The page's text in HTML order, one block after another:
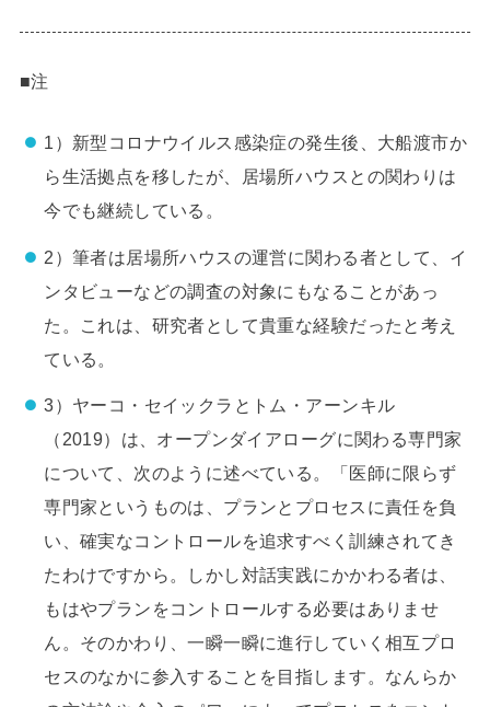
■注
1）新型コロナウイルス感染症の発生後、大船渡市か
ら生活拠点を移したが、居場所ハウスとの関わりは
今でも継続している。
2）筆者は居場所ハウスの運営に関わる者として、イ
ンタビューなどの調査の対象にもなることがあっ
た。これは、研究者として貴重な経験だったと考え
ている。
3）ヤーコ・セイックラとトム・アーンキル
（2019）は、オープンダイアローグに関わる専門家
について、次のように述べている。「医師に限らず
専門家というものは、プランとプロセスに責任を負
い、確実なコントロールを追求すべく訓練されてき
たわけですから。しかし対話実践にかかわる者は、
もはやプランをコントロールする必要はありませ
ん。そのかわり、一瞬一瞬に進行していく相互プロ
セスのなかに参入することを目指します。なんらか